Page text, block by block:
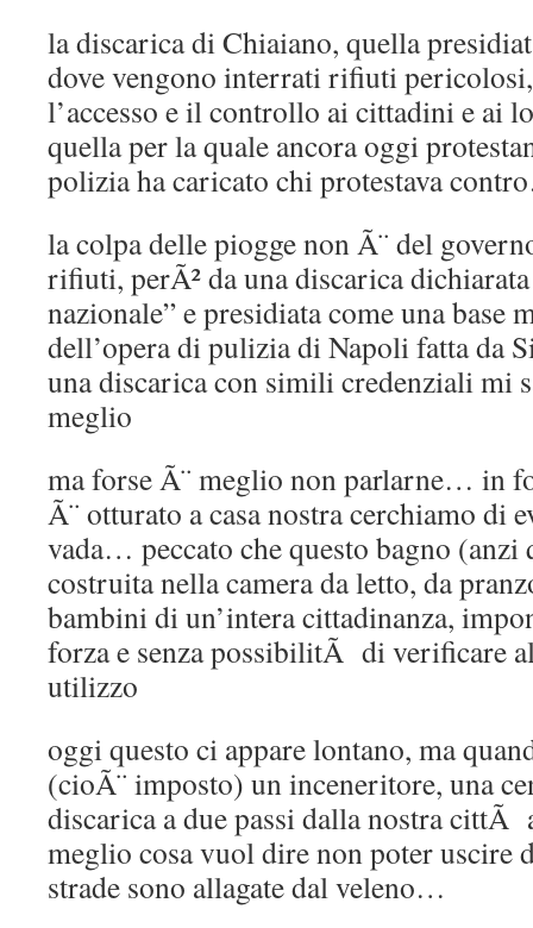
la discarica di Chiaiano, quella
dove vengono interrati rifiuti
l’accesso e il controllo ai cittadini e ai
quella per la quale ancora oggi
polizia ha caricato chi protestava
la colpa delle piogge non Ã¨ del
rifiuti, perÃ² da una discarica
nazionale” e presidiata come una base
dell’opera di pulizia di Napoli fatta da
una discarica con simili credenziali mi
meglio
ma forse Ã¨ meglio non parlarne… in
Ã¨ otturato a casa nostra cerchiamo di
vada… peccato che questo bagno (anzi
costruita nella camera da letto, da
bambini di un’intera cittadinanza,
forza e senza possibilitÃ di verificare
utilizzo
oggi questo ci appare lontano, ma
(cioÃ¨ imposto) un inceneritore, una
discarica a due passi dalla nostra cittÃ
meglio cosa vuol dire non poter uscire
strade sono allagate dal veleno…